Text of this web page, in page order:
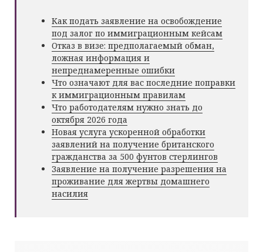
Как подать заявление на освобождение
под залог по иммиграционным кейсам
Отказ в визе: предполагаемый обман,
ложная информация и
непреднамеренные ошибки
Что означают для вас последние поправки
к иммиграционным правилам
Что работодателям нужно знать до
октября 2026 года
Новая услуга ускоренной обработки
заявлений на получение британского
гражданства за 500 фунтов стерлингов
Заявление на получение разрешения на
проживание для жертвы домашнего
насилия